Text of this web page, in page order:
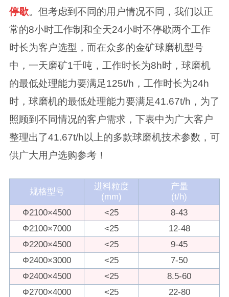
停歇。但考虑到不同的用户情况不同，我们以正
常的8小时工作制和全天24小时不停歇两个工作
时长为客户选型，而在众多的金矿球磨机型号
中，一天磨矿1千吨，工作时长为8h时，球磨机
的最低处理能力要满足125t/h，工作时长为24h
时，球磨机的最低处理能力要满足41.67t/h，为了
照顾到不同情况的客户需求，下表中为广大客户
整理出了41.67t/h以上的多款球磨机技术参数，可
供广大用户选购参考！
规格型号
进料粒度
(mm)
产量
(t/h)
Ф2100×4500
<25
8-43
Ф2100×7000
<25
12-48
Ф2200×4500
<25
9-45
Ф2400×3000
<25
7-50
Ф2400×4500
<25
8.5-60
Ф2700×4000
<25
22-80